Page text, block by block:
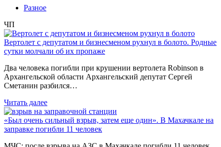
Разное
ЧП
Вертолет с депутатом и бизнесменом рухнул в болото. Родные
сутки молчали об их пропаже
Два человека погибли при крушении вертолета Robinson в
Архангельской области Архангельский депутат Сергей
Сметанин разбился…
Читать далее
«Был очень сильный взрыв, затем еще один». В Махачкале на
заправке погибли 11 человек